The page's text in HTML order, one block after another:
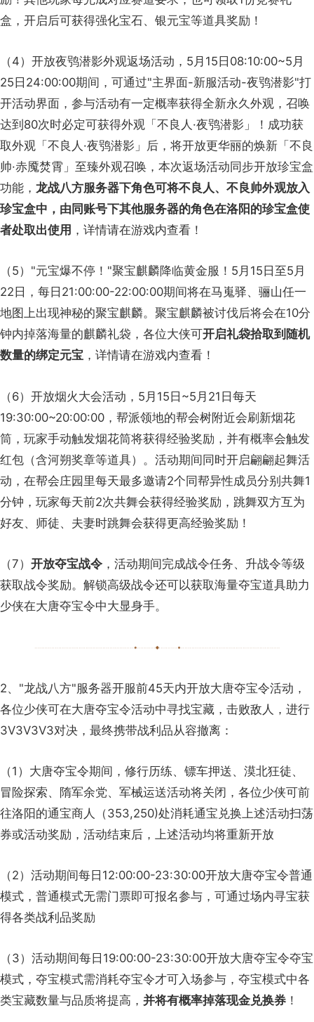
盒，开启后可获得强化宝石、银元宝等道具奖励！
（4）开放夜鸮潜影外观返场活动，5月15日08:10:00~5月
25日24:00:00期间，可通过"主界面-新服活动-夜鸮潜影"打
开活动界面，参与活动有一定概率获得全新永久外观，召唤
达到80次时必定可获得外观「不良人·夜鸮潜影」！成功获
取外观「不良人·夜鸮潜影」后，将开放更华丽的焕新「不良
帅·赤魇焚霄」至臻外观召唤，本次返场活动同步开放珍宝盒
功能， 龙战八方服务器下角色可将不良人、不良帅外观放入
珍宝盒中，由同账号下其他服务器的角色在洛阳的珍宝盒使
者处取出使用 ，详情请在游戏内查看！
（5）"元宝爆不停！"聚宝麒麟降临黄金服！5月15日至5月
22日，每日21:00:00-22:00:00期间将在马嵬驿、骊山任一
地图上出现神秘的聚宝麒麟。聚宝麒麟被讨伐后将会在10分
钟内掉落海量的麒麟礼袋，各位大侠可开启礼袋拾取到随机
数量的绑定元宝 ，详情请在游戏内查看！
（6）开放烟火大会活动，5月15日~5月21日每天
19:30:00~20:00:00，帮派领地的帮会树附近会刷新烟花
筒，玩家手动触发烟花筒将获得经验奖励，并有概率会触发
红包（含河朔奖章等道具）。活动期间同时开启翩翩起舞活
动，在帮会庄园里每天最多邀请2个同帮异性成员分别共舞1
分钟，玩家每天前2次共舞会获得经验奖励，跳舞双方互为
好友、师徒、夫妻时跳舞会获得更高经验奖励！
（7） 开放夺宝战令 ，活动期间完成战令任务、升战令等级
获取战令奖励。解锁高级战令还可以获取海量夺宝道具助力
少侠在大唐夺宝令中大显身手。
2、"龙战八方"服务器开服前45天内开放大唐夺宝令活动，
各位少侠可在大唐夺宝令活动中寻找宝藏，击败敌人，进行
3V3V3V3对决，最终携带战利品从容撤离：
（1）大唐夺宝令期间，修行历练、镖车押送、漠北狂徒、
冒险探索、隋军余党、军械运送活动将关闭，各位少侠可前
往洛阳的通宝商人（353,250)处消耗通宝兑换上述活动扫荡
券或活动奖励，活动结束后，上述活动均将重新开放
（2）活动期间每日12:00:00-23:30:00开放大唐夺宝令普通
模式，普通模式无需门票即可报名参与，可通过场内寻宝获
得各类战利品奖励
（3）活动期间每日19:00:00-23:30:00开放大唐夺宝令夺宝
模式，夺宝模式需消耗夺宝令才可入场参与，夺宝模式中各
类宝藏数量与品质将提高， 并将有概率掉落现金兑换券 ！